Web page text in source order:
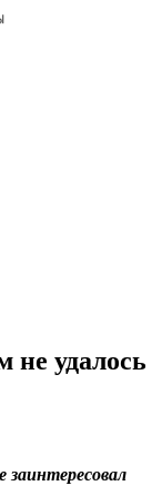
не удалось
заинтересовал